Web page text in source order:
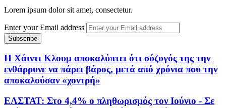
Lorem ipsum dolor sit amet, consectetur.
Enter your Email address
Η Χάιντι Κλουμ αποκαλύπτει ότι σύζυγός της την
ενθάρρυνε να πάρει βάρος, μετά από χρόνια που την
αποκαλούσαν «χοντρή»
ΕΛΣΤΑΤ: Στο 4,4% ο πληθωρισμός τον Ιούνιο - Σε